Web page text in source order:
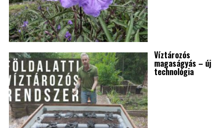
Víztározós
magaságyás – új
technológia